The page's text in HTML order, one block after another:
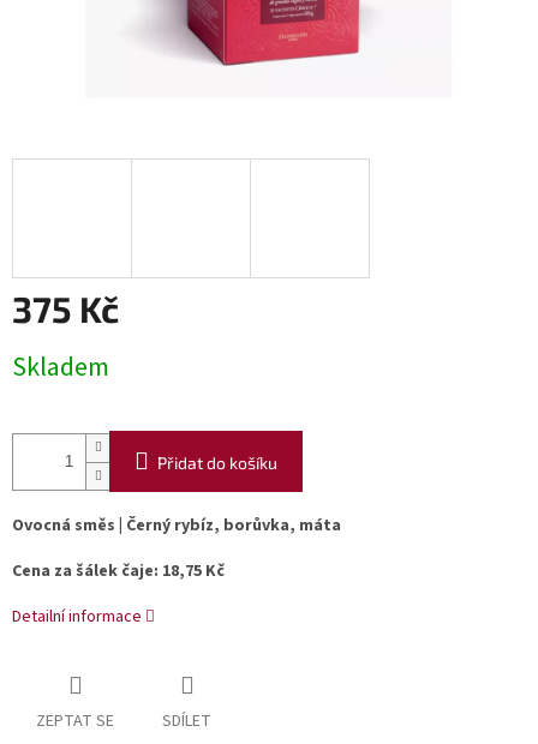
375 Kč
cena:
Skladem
Přidat do košíku
Ovocná směs | Černý rybíz, borůvka, máta
Cena za šálek čaje: 18,75 Kč
Detailní informace
ZEPTAT SE SDÍLET